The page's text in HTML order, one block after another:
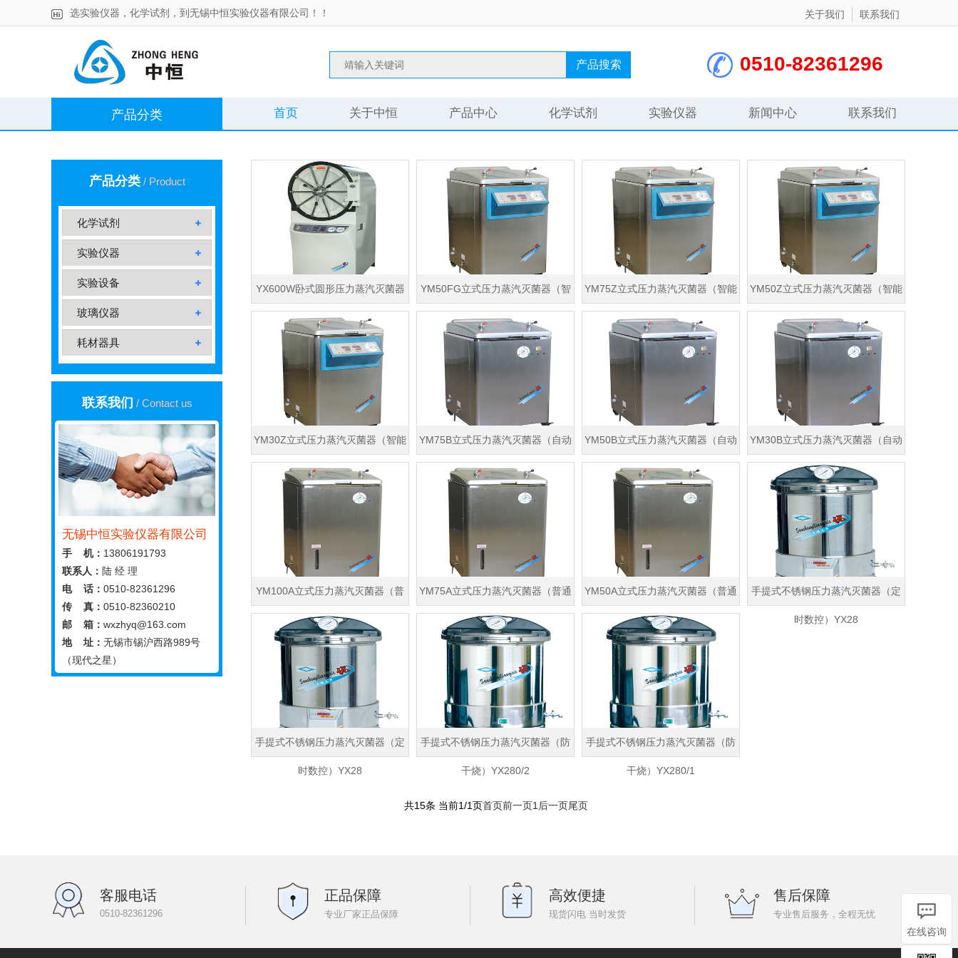
选实验仪器，化学试剂，到无锡中恒实验仪器有限公司！！ 关于我们 联系我们
0510-82361296
产品搜索
产品分类 首页 关于中恒 产品中心 化学试剂 实验仪器 新闻中心 联系我们
YX600W卧式圆形压力蒸汽灭菌器
（普通型150L）
YM50FG立式压力蒸汽灭菌器（智
能+干燥）
YM75Z立式压力蒸汽灭菌器（智能
控制）
YM50Z立式压力蒸汽灭菌器（智能
控制）
YM30Z立式压力蒸汽灭菌器（智能
控制）
YM75B立式压力蒸汽灭菌器（自动
控水型）非医用型
YM50B立式压力蒸汽灭菌器（自动
控水型）非医用型
YM30B立式压力蒸汽灭菌器（自动
控水型）非医用型
YM100A立式压力蒸汽灭菌器（普
通型）非医用型
YM75A立式压力蒸汽灭菌器（普通
型）非医用型
YM50A立式压力蒸汽灭菌器（普通
型）非医用型
手提式不锈钢压力蒸汽灭菌器（定
时数控）YX28
手提式不锈钢压力蒸汽灭菌器（定
时数控）YX28
手提式不锈钢压力蒸汽灭菌器（防
干烧）YX280/2
手提式不锈钢压力蒸汽灭菌器（防
干烧）YX280/1
共15条 当前1/1页首页前一页1 后一页尾页
产品分类/ Product
化学试剂
实验仪器
实验设备
玻璃仪器
耗材器具
联系我们 / Contact us
无锡中恒实验仪器有限公司
手 机： 13806191793
联系人： 陆 经 理
电 话： 0510-82361296
传 真： 0510-82360210
邮 箱： wxzhyq@163.com
地 址： 无锡市锡沪西路989号
（现代之星）
客服电话
0510-82361296
正品保障
专业厂家正品保障
高效便捷
现货闪电 当时发货
售后保障
专业售后服务，全程无忧
在线咨询